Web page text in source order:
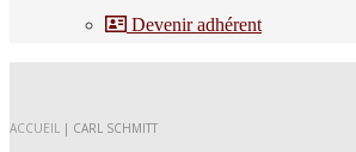
Devenir adhérent
ACCUEIL | CARL SCHMITT